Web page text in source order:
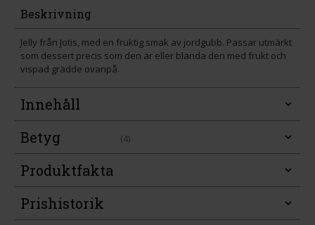
Beskrivning
Jelly från Jotis, med en fruktig smak av jordgubb. Passar utmärkt
som dessert precis som den är eller blanda den med frukt och
vispad grädde ovanpå.
Innehåll
Betyg
(4)
Produktfakta
Prishistorik